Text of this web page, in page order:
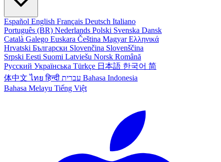
Español English Français Deutsch Italiano
Português (BR) Nederlands Polski Svenska Dansk
Català Galego Euskara Čeština MagyarΕλληνικά
Hrvatski Български Slovenčina Slovenščina
Srpski Eesti Suomi Latviešu Norsk Română
Русский Українська Türkçe 日本語 한국어 简
体中文ไทยहिन्दी
Bahasa Indonesia
Bahasa Melayu Tiếng Việt